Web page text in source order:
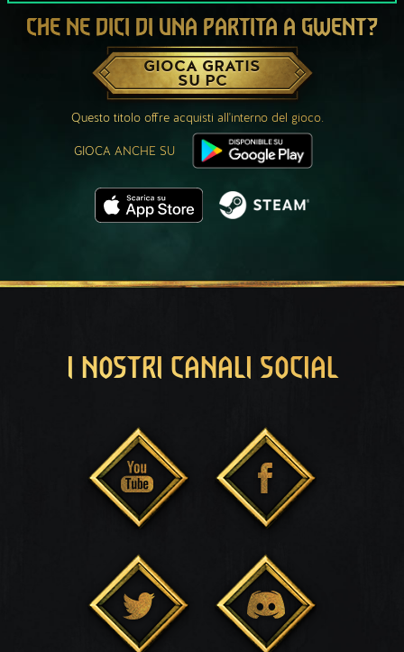
CHE NE DICI DI UNA PARTITA A GWENT?
GIOCA GRATIS
SU PC
Questo titolo offre acquisti all'interno del gioco.
GIOCA ANCHE SU
I NOSTRI CANALI SOCIAL